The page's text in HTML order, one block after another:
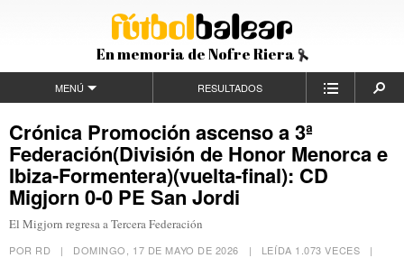
En memoria de Nofre Riera
MENÚ RESULTADOS
Crónica Promoción ascenso a 3ª
Federación(División de Honor Menorca e
Ibiza-Formentera)(vuelta-final): CD
Migjorn 0-0 PE San Jordi
El Migjorn regresa a Tercera Federación
POR RD | DOMINGO, 17 DE MAYO DE 2026 | LEÍDA 1.073 VECES |